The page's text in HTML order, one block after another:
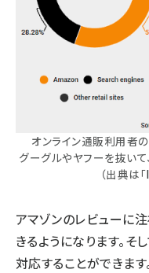
オンライン通販利用者
グーグルやヤフーを抜い
（出典は「
アマゾンのレビューに
きるようになります。そ
対応することができます